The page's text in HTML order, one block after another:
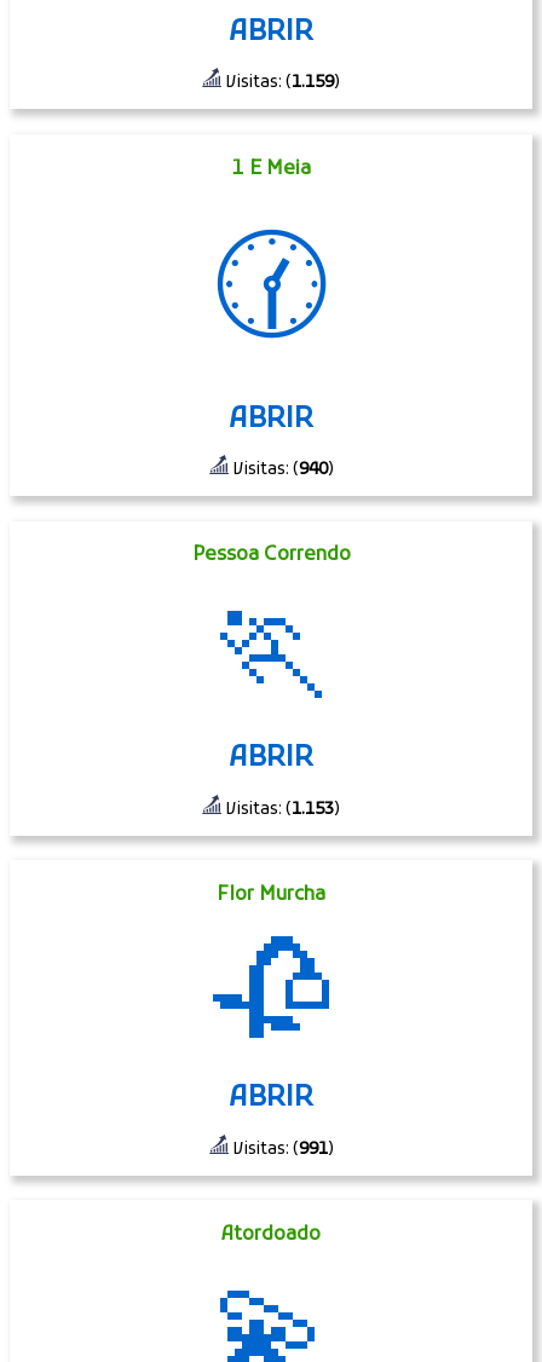
ABRIR
Visitas: (1.159)
1 E Meia
🕜
ABRIR
Visitas: (940)
Pessoa Correndo
🏃
ABRIR
Visitas: (1.153)
Flor Murcha
🥀
ABRIR
Visitas: (991)
Atordoado